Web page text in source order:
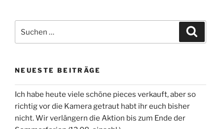
nach:
NEUESTE BEITRÄGE
Ich habe heute viele schöne pieces verkauft, aber so
richtig vor die Kamera getraut habt ihr euch bisher
nicht. Wir verlängern die Aktion bis zum Ende der